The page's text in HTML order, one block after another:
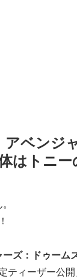
アベンジ
はトニ
ーズ：ドゥーム
ティーザー公